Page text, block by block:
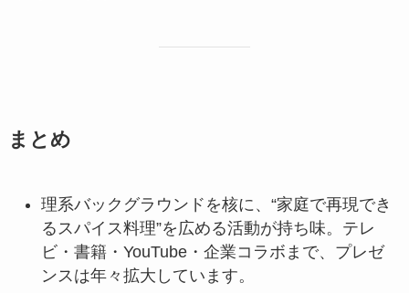
まとめ
理系バックグラウンドを核に、“家庭で再現でき
るスパイス料理”を広める活動が持ち味。テレ
ビ・書籍・YouTube・企業コラボまで、プレゼ
ンスは年々拡大しています。